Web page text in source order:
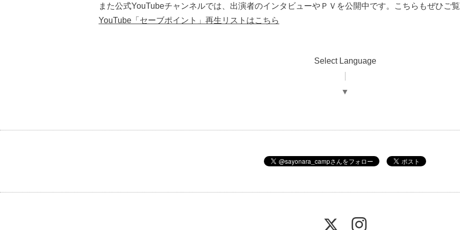
また公式YouTubeチャンネルでは、出演者のインタビューやＰＶを公開中です。こちらもぜひご覧
YouTube「セーブポイント」再生リストはこちら
Select Language
▼